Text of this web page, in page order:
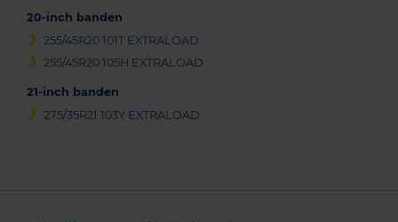
20-inch banden
255/45R20 101T EXTRALOAD
255/45R20 105H EXTRALOAD
21-inch banden
275/35R21 103Y EXTRALOAD